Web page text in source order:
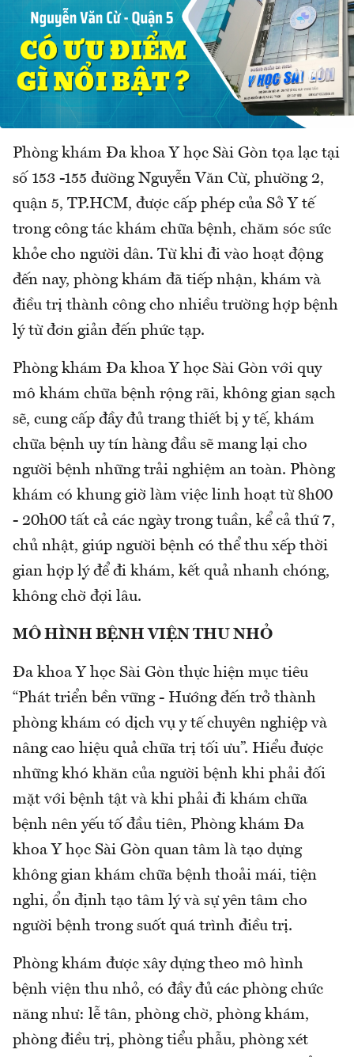
Phòng khám Đa khoa Y học Sài Gòn tọa lạc tại
số 153 -155 đường Nguyễn Văn Cừ, phường 2,
quận 5, TP.HCM, được cấp phép của Sở Y tế
trong công tác khám chữa bệnh, chăm sóc sức
khỏe cho người dân. Từ khi đi vào hoạt động
đến nay, phòng khám đã tiếp nhận, khám và
điều trị thành công cho nhiều trường hợp bệnh
lý từ đơn giản đến phức tạp.
Phòng khám Đa khoa Y học Sài Gòn với quy
mô khám chữa bệnh rộng rãi, không gian sạch
sẽ, cung cấp đầy đủ trang thiết bị y tế, khám
chữa bệnh uy tín hàng đầu sẽ mang lại cho
người bệnh những trải nghiệm an toàn. Phòng
khám có khung giờ làm việc linh hoạt từ 8h00
- 20h00 tất cả các ngày trong tuần, kể cả thứ 7,
chủ nhật, giúp người bệnh có thể thu xếp thời
gian hợp lý để đi khám, kết quả nhanh chóng,
không chờ đợi lâu.
MÔ HÌNH BỆNH VIỆN THU NHỎ
Đa khoa Y học Sài Gòn thực hiện mục tiêu
“Phát triển bền vững - Hướng đến trở thành
phòng khám có dịch vụ y tế chuyên nghiệp và
nâng cao hiệu quả chữa trị tối ưu”. Hiểu được
những khó khăn của người bệnh khi phải đối
mặt với bệnh tật và khi phải đi khám chữa
bệnh nên yếu tố đầu tiên, Phòng khám Đa
khoa Y học Sài Gòn quan tâm là tạo dựng
không gian khám chữa bệnh thoải mái, tiện
nghi, ổn định tạo tâm lý và sự yên tâm cho
người bệnh trong suốt quá trình điều trị.
Phòng khám được xây dựng theo mô hình
bệnh viện thu nhỏ, có đầy đủ các phòng chức
năng như: lễ tân, phòng chờ, phòng khám,
phòng điều trị, phòng tiểu phẫu, phòng xét